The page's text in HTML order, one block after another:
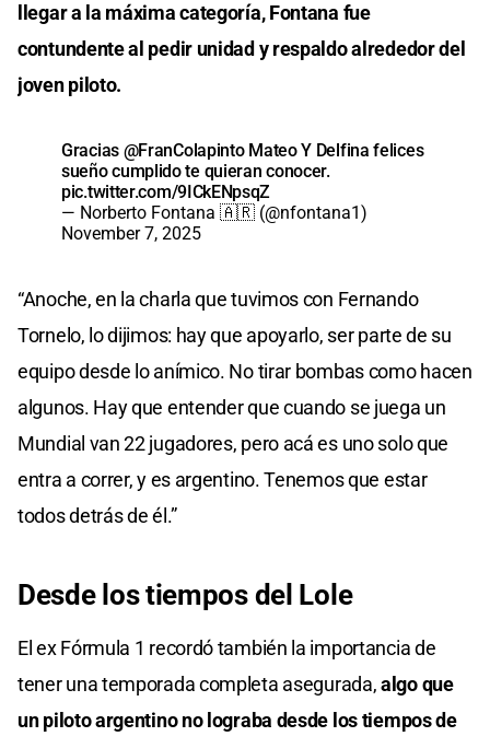
llegar a la máxima categoría, Fontana fue
contundente al pedir unidad y respaldo alrededor del
joven piloto.
Gracias @FranColapintoMateo Y Delfina felices
sueño cumplido te quieran conocer.
pic.twitter.com/9ICkENpsqZ
— Norberto Fontana 🇦🇷 (@nfontana1)
November 7, 2025
“Anoche, en la charla que tuvimos con Fernando
Tornelo, lo dijimos: hay que apoyarlo, ser parte de su
equipo desde lo anímico. No tirar bombas como hacen
algunos. Hay que entender que cuando se juega un
Mundial van 22 jugadores, pero acá es uno solo que
entra a correr, y es argentino. Tenemos que estar
todos detrás de él.”
Desde los tiempos del Lole
El ex Fórmula 1 recordó también la importancia de
tener una temporada completa asegurada,algo que
un piloto argentino no lograba desde los tiempos de